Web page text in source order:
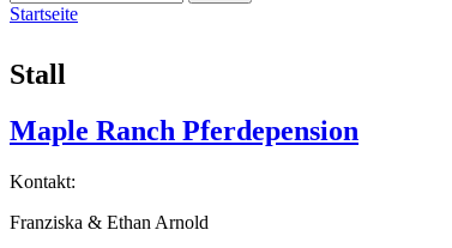
Suchformular
Startseite
Stall
Maple Ranch Pferdepension
Kontakt:
Franziska & Ethan Arnold